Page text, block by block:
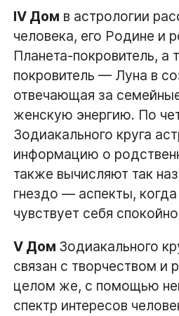
IV Дом в астрологии
человека, его Родине и
Планета-покровитель, а
покровитель — Луна в
отвечающая за
женскую энергию. По
Зодиакального круга
информацию о
также вычисляют так
гнездо — аспекты,
чувствует себя
V Дом Зодиакального
связан с творчеством и
целом же, с помощью
спектр интересов